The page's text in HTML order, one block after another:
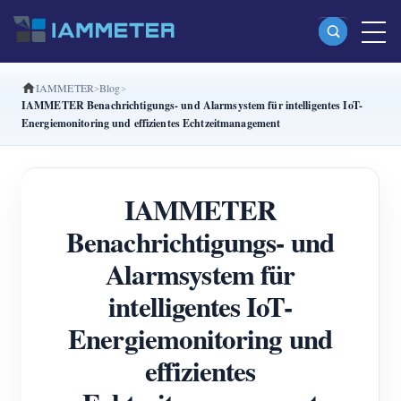
Produkte
Einphasiger Wi-Fi-Energiezähler (WEM3080)
Split-Phase-Wi-Fi-Energiezähler (WEM2067)
Dreiphasiger Wi-Fi-Energiezähler (WEM3080T)
Dreiphasiger Wi-Fi-Energiezähler (WEM3046T)
Dreiphasiger Wi-Fi-Energiezähler (WEM3050T)
WiFi-Leistungsregler
IAMMETER Cloud Pro
Self-Hosting-Dienst
IAMMETER Blog
IAMMETER Benachrichtigungs- und Alarmsystem für intelligentes IoT-
Energiemonitoring und effizientes Echtzeitmanagement
IAMMETER
Benachrichtigungs- und
Alarmsystem für
intelligentes IoT-
Energiemonitoring und
effizientes